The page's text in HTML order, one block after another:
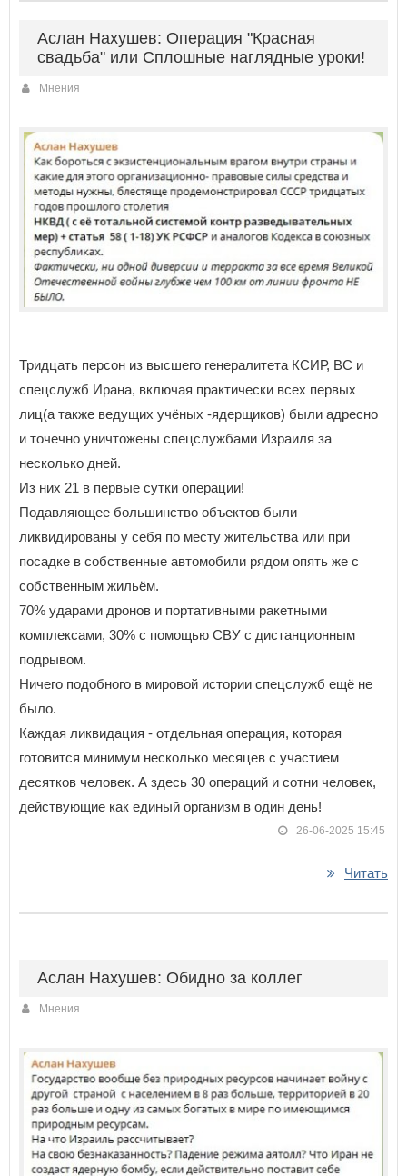
Аслан Нахушев: Операция "Красная
свадьба" или Сплошные наглядные уроки!
Мнения
Тридцать персон из высшего генералитета КСИР, ВС и
спецслужб Ирана, включая практически всех первых
лиц(а также ведущих учёных -ядерщиков) были адресно
и точечно уничтожены спецслужбами Израиля за
несколько дней.
Из них 21 в первые сутки операции!
Подавляющее большинство объектов были
ликвидированы у себя по месту жительства или при
посадке в собственные автомобили рядом опять же с
собственным жильём.
70% ударами дронов и портативными ракетными
комплексами, 30% с помощью СВУ с дистанционным
подрывом.
Ничего подобного в мировой истории спецслужб ещё не
было.
Каждая ликвидация - отдельная операция, которая
готовится минимум несколько месяцев с участием
десятков человек. А здесь 30 операций и сотни человек,
действующие как единый организм в один день!
26-06-2025 15:45
Читать
Аслан Нахушев: Обидно за коллег
Мнения